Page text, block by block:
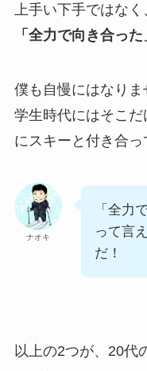
上手い下手ではなく
「全力で向き合った
僕も自慢にはなりま
学生時代にはそこ
にスキーと付き合っ
ナオキ
「全力
って言
だ！
以上の2つが、20代